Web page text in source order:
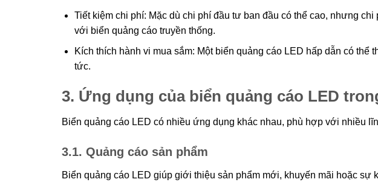
Tiết kiệm chi phí: Mặc dù chi phí đầu tư ban đầu có thể cao, nhưng
với biển quảng cáo truyền thống.
Kích thích hành vi mua sắm: Một biển quảng cáo LED hấp dẫn có thể
tức.
3. Ứng dụng của biển quảng cáo LED
Biển quảng cáo LED có nhiều ứng dụng khác nhau, phù hợp với nhiều
3.1. Quảng cáo sản phẩm
Biển quảng cáo LED giúp giới thiệu sản phẩm mới, khuyến mãi hoặc sự